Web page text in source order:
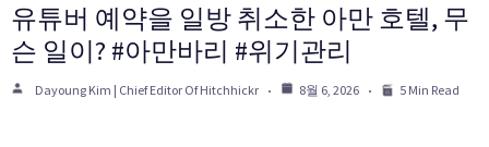
유튜버 예약을 일방 취소한 아만 호텔, 무
슨 일이? #아만바리 #위기관리
Dayoung Kim | Chief Editor Of Hitchhickr 8월 6, 2026 5 Min Read